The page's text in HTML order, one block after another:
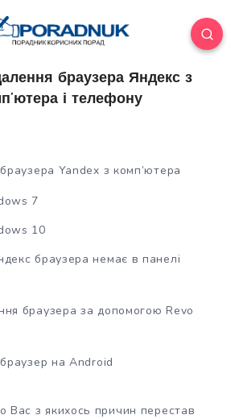
браузера Яндекс з
і телефону
Yandex з комп’ютера
7
10
браузера немає в панелі
браузера за допомогою Revo
на Android
Вас з якихось причин перестав